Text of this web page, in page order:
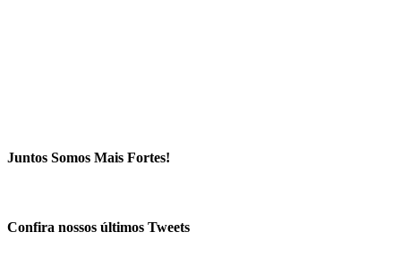
Juntos Somos Mais Fortes!
Confira nossos últimos Tweets